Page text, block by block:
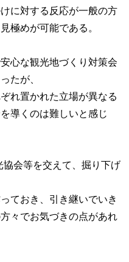
に対する反応が一般の方
極めが可能である。
心な観光地づくり対策会
たが、
れ置かれた立場が異なる
導くのは難しいと感じ
会等を交えて、掘り下げ
ておき、引き継いでいき
々でお気づきの点があれ